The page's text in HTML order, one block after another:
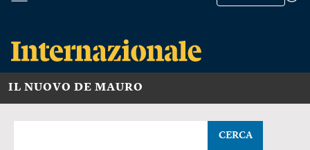
IL NUOVO DE MAURO
CERCA